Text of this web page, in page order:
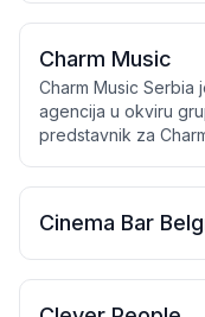
Charm Music
Charm Music
agencija u okviru
predstavnik za
poznatih izvođača u
obuhvata buking
organizaciju i
Cinema Bar